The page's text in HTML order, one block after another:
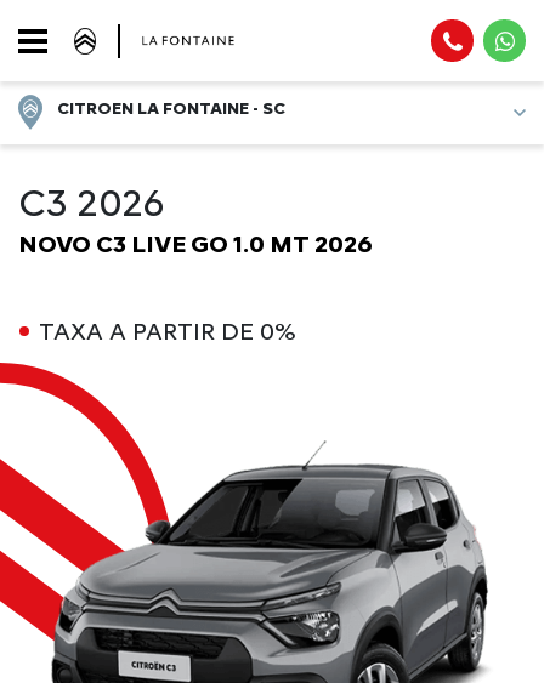
CITROEN LA FONTAINE - SC
C3 2026
NOVO C3 LIVE GO 1.0 MT 2026
TAXA A PARTIR DE 0%